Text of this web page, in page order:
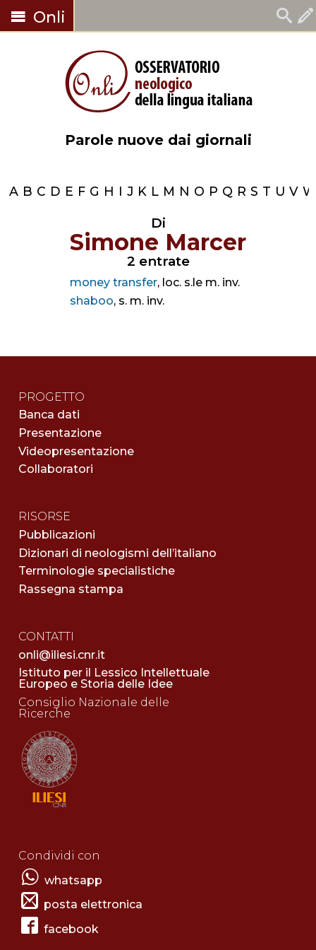
Onli
Parole nuove dai giornali
A B C D E F G H I J K L M N O P Q R S T U V W
Di
Simone Marcer
2 entrate
money transfer, loc. s.le m. inv.
shaboo, s. m. inv.
PROGETTO
Banca dati
Presentazione
Videopresentazione
Collaboratori
RISORSE
Pubblicazioni
Dizionari di neologismi dell’italiano
Terminologie specialistiche
Rassegna stampa
CONTATTI
onli@iliesi.cnr.it
Istituto per il Lessico Intellettuale
Europeo e Storia delle Idee
Consiglio Nazionale delle
Ricerche
Condividi con
whatsapp
posta elettronica
facebook